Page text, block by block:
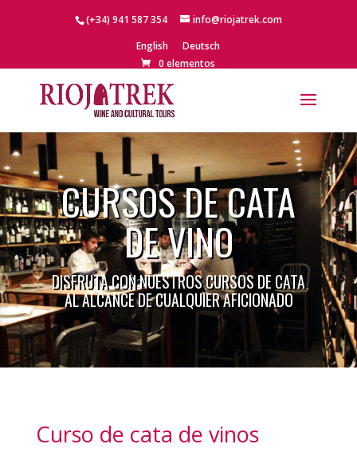
(+34) 941 587 354
info@riojatrek.com
English
Deutsch
0 elementos
CURSOS DE CATA
DE VINO
DISFRUTA CON NUESTROS CURSOS DE CATA
AL ALCANCE DE CUALQUIER AFICIONADO
Curso de cata de vinos